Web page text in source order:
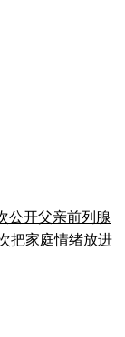
公开父亲前列腺
把家庭情绪放进